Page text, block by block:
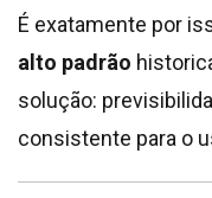
É exatamente por
alto padrão
solução:
consistente para o